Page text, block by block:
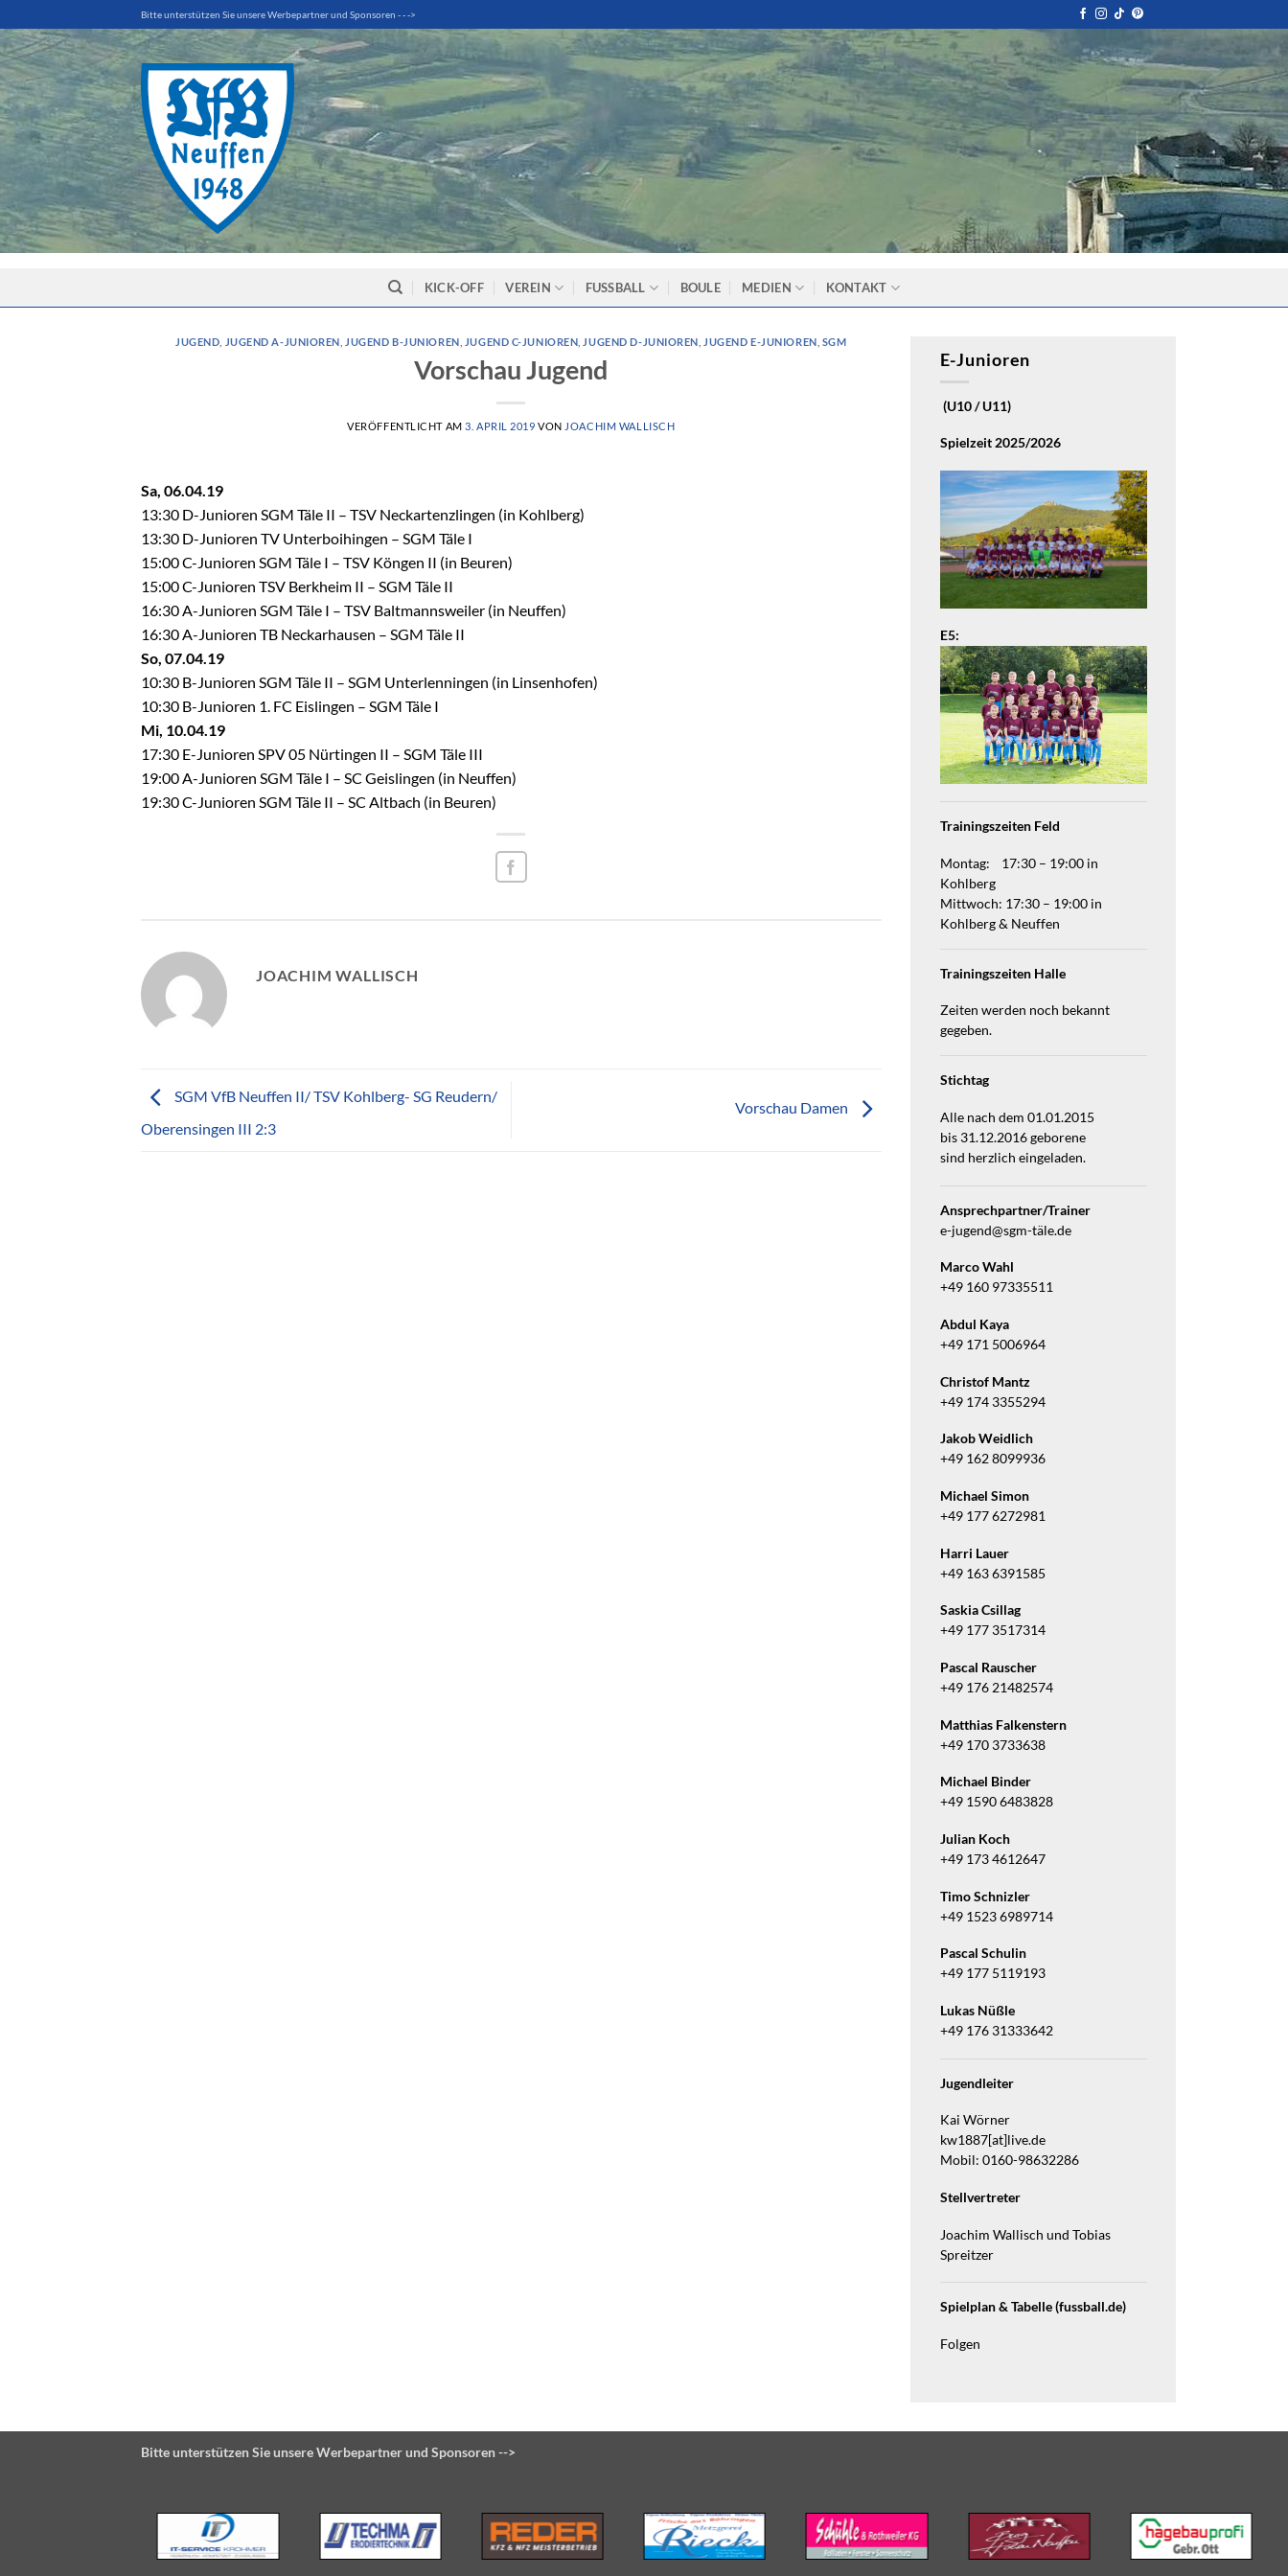
Inhalt
springen
Bitte unterstützen Sie unsere Werbepartner und Sponsoren - - ->
KICK-OFF VEREIN FUSSBALL BOULE MEDIEN KONTAKT
JUGEND JUGEND A-JUNIOREN JUGEND B-JUNIOREN JUGEND C-JUNIOREN JUGEND D-JUNIOREN JUGEND E-JUNIOREN SGM
Vorschau Jugend
VERÖFFENTLICHT AM 3. APRIL 2019 VON JOACHIM WALLISCH
Sa, 06.04.19
13:30 D-Junioren SGM Täle II – TSV Neckartenzlingen (in Kohlberg)
13:30 D-Junioren TV Unterboihingen – SGM Täle I
15:00 C-Junioren SGM Täle I – TSV Köngen II (in Beuren)
15:00 C-Junioren TSV Berkheim II – SGM Täle II
16:30 A-Junioren SGM Täle I – TSV Baltmannsweiler (in Neuffen)
16:30 A-Junioren TB Neckarhausen – SGM Täle II
So, 07.04.19
10:30 B-Junioren SGM Täle II – SGM Unterlenningen (in Linsenhofen)
10:30 B-Junioren 1. FC Eislingen – SGM Täle I
Mi, 10.04.19
17:30 E-Junioren SPV 05 Nürtingen II – SGM Täle III
19:00 A-Junioren SGM Täle I – SC Geislingen (in Neuffen)
19:30 C-Junioren SGM Täle II – SC Altbach (in Beuren)
JOACHIM WALLISCH
SGM VfB Neuffen II/ TSV Kohlberg- SG Reudern/
Oberensingen III 2:3
Vorschau Damen
E-Junioren
(U10 / U11)
Spielzeit 2025/2026
E5:
Trainingszeiten Feld
Montag: 17:30 – 19:00 in
Kohlberg
Mittwoch: 17:30 – 19:00 in
Kohlberg & Neuffen
Trainingszeiten Halle
Zeiten werden noch bekannt
gegeben.
Stichtag
Alle nach dem 01.01.2015
bis 31.12.2016 geborene
sind herzlich eingeladen.
Ansprechpartner/Trainer
e-jugend@sgm-täle.de
Marco Wahl
+49 160 97335511
Abdul Kaya
+49 171 5006964
Christof Mantz
+49 174 3355294
Jakob Weidlich
+49 162 8099936
Michael Simon
+49 177 6272981
Harri Lauer
+49 163 6391585
Saskia Csillag
+49 177 3517314
Pascal Rauscher
+49 176 21482574
Matthias Falkenstern
+49 170 3733638
Michael Binder
+49 1590 6483828
Julian Koch
+49 173 4612647
Timo Schnizler
+49 1523 6989714
Pascal Schulin
+49 177 5119193
Lukas Nüßle
+49 176 31333642
Jugendleiter
Kai Wörner
kw1887[at]live.de
Mobil: 0160-98632286
Stellvertreter
Joachim Wallisch und Tobias
Spreitzer
Spielplan & Tabelle (fussball.de)
Folgen
Bitte unterstützen Sie unsere Werbepartner und Sponsoren -->